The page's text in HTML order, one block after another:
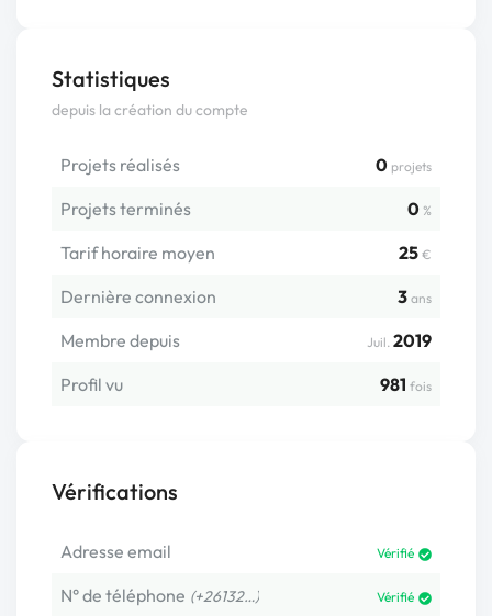
Statistiques
depuis la création du compte
Projets réalisés 0 projets
Projets terminés 0 %
Tarif horaire moyen 25 €
Dernière connexion 3 ans
Membre depuis Juil. 2019
Profil vu
981 fois
Vérifications
Adresse email Vérifié
N° de téléphone (+26132…) Vérifié